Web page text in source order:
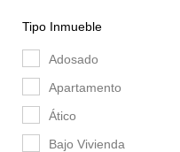
Tipo Inmueble
Adosado
Apartamento
Ático
Bajo Vivienda